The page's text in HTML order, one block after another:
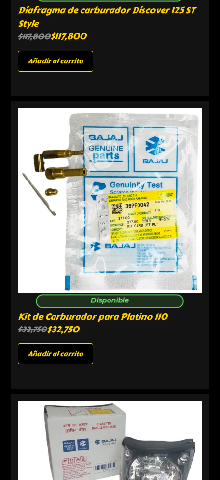
Diafragma de carburador Discover 125 ST
Style
$117,800$117,800
Añadir al carrito
Disponible
Kit de Carburador para Platino 110
$32,750$32,750
Añadir al carrito